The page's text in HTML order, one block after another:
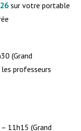
sur votre portable
(Grand
professeurs
11h15 (Grand